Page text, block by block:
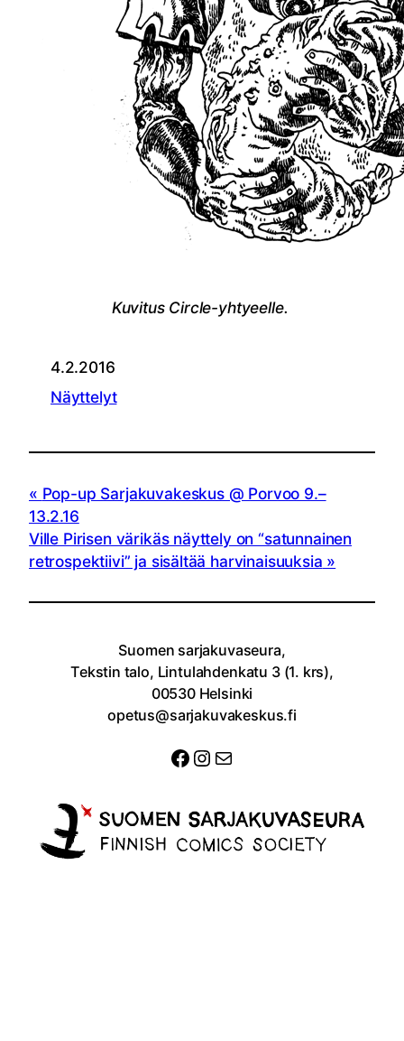
Kuvitus Circle-yhtyeelle.
4.2.2016
Näyttelyt
Pop-up Sarjakuvakeskus @ Porvoo 9.–
13.2.16
Ville Pirisen värikäs näyttely on “satunnainen
retrospektiivi” ja sisältää harvinaisuuksia
Suomen sarjakuvaseura,
Tekstin talo, Lintulahdenkatu 3 (1. krs),
00530 Helsinki
opetus@sarjakuvakeskus.fi
Facebook
Instagram
Sähköposti